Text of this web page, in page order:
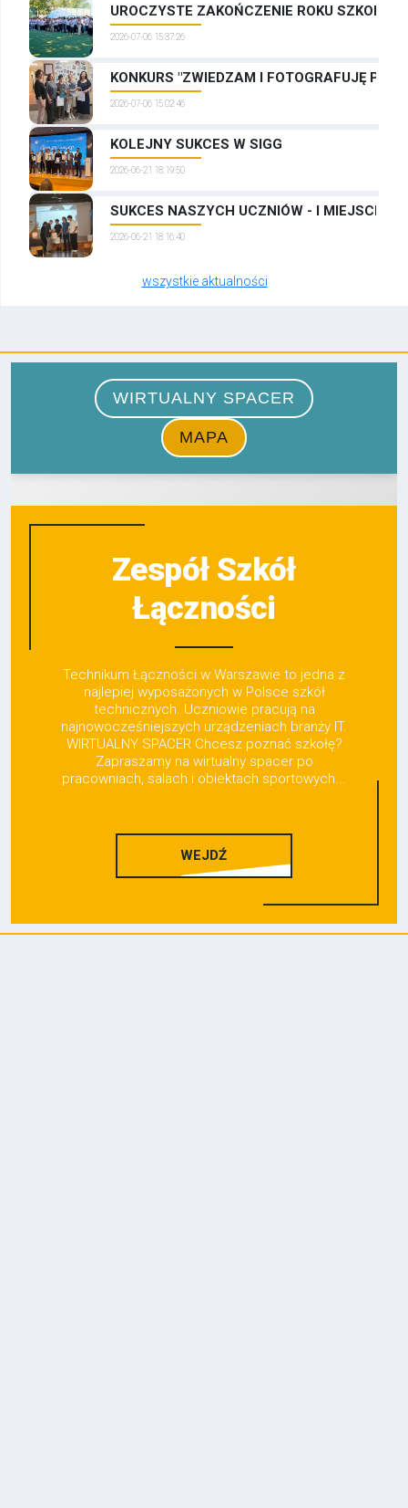
UROCZYSTE ZAKOŃCZENIE ROKU
2026-07-06 15:37:26
KONKURS "ZWIEDZAM I FOTOGRAFUJĘ
2026-07-06 15:02:46
KOLEJNY SUKCES W SIGG
2026-06-21 18:19:50
SUKCES NASZYCH UCZNIÓW - I MIEJSCE W
2026-06-21 18:16:40
wszystkie aktualności
Zespół Szkół
Łączności
Technikum Łączności w Warszawie to jedna z
najlepiej wyposażonych w Polsce szkół
technicznych. Uczniowie pracują na
najnowocześniejszych urządzeniach branży IT.
WIRTUALNY SPACER Chcesz poznać szkołę?
Zapraszamy na wirtualny spacer po
pracowniach, salach i obiektach sportowych...
WEJDŹ